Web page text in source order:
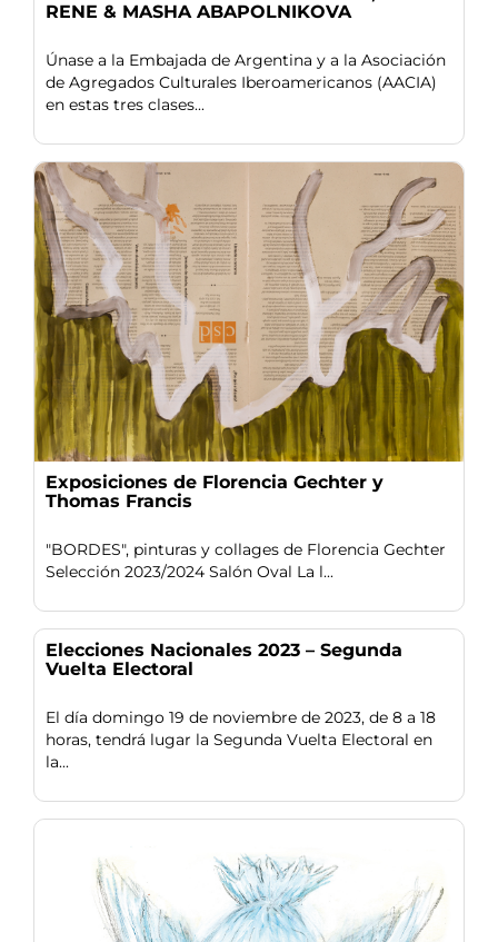
RENE & MASHA ABAPOLNIKOVA
Únase a la Embajada de Argentina y a la Asociación
de Agregados Culturales Iberoamericanos (AACIA)
en estas tres clases...
Exposiciones de Florencia Gechter y
Thomas Francis
"BORDES", pinturas y collages de Florencia Gechter
Selección 2023/2024 Salón Oval La l...
Elecciones Nacionales 2023 – Segunda
Vuelta Electoral
El día domingo 19 de noviembre de 2023, de 8 a 18
horas, tendrá lugar la Segunda Vuelta Electoral en
la...